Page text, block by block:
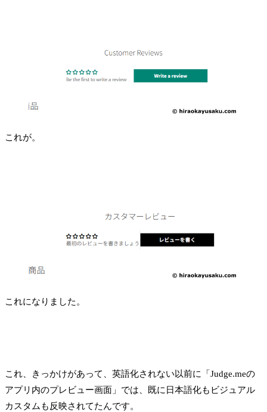
これが。
これになりました。
これ、きっかけがあって、英語化されない以前に「Judge.meの
アプリ内のプレビュー画面」では、既に日本語化もビジュアル
カスタムも反映されてたんです。